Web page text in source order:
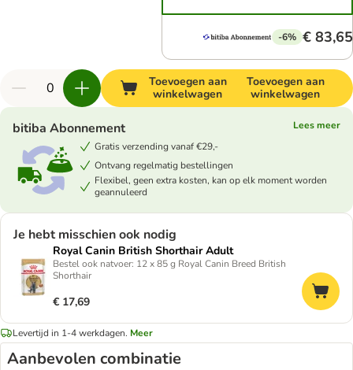
-6% € 83,65
Toevoegen aan
winkelwagen
Toevoegen aan
winkelwagen
bitiba Abonnement
Lees meer
Gratis verzending vanaf €29,-
Ontvang regelmatig bestellingen
Flexibel, geen extra kosten, kan op elk moment worden
geannuleerd
Je hebt misschien ook nodig
Royal Canin British Shorthair Adult
Bestel ook natvoer: 12 x 85 g Royal Canin Breed British
Shorthair
€ 17,69
Levertijd in 1-4 werkdagen. Meer
Aanbevolen combinatie